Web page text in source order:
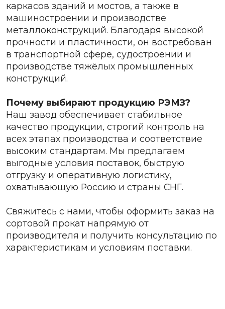
каркасов зданий и мостов, а также в
машиностроении и производстве
металлоконструкций. Благодаря высокой
прочности и пластичности, он востребован
в транспортной сфере, судостроении и
производстве тяжёлых промышленных
конструкций.
Почему выбирают продукцию РЭМЗ?
Наш завод обеспечивает стабильное
качество продукции, строгий контроль на
всех этапах производства и соответствие
высоким стандартам. Мы предлагаем
выгодные условия поставок, быструю
отгрузку и оперативную логистику,
охватывающую Россию и страны СНГ.
Свяжитесь с нами, чтобы оформить заказ на
сортовой прокат напрямую от
производителя и получить консультацию по
характеристикам и условиям поставки.